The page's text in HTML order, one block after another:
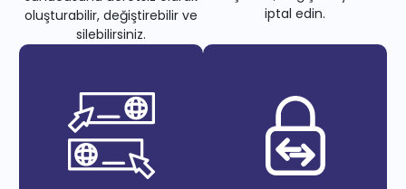
oluşturabilir, değiştirebilir ve
silebilirsiniz.
iptal edin.